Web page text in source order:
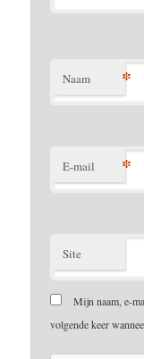
Naam *
E-mail *
Site
Mijn naam, e-
volgende keer